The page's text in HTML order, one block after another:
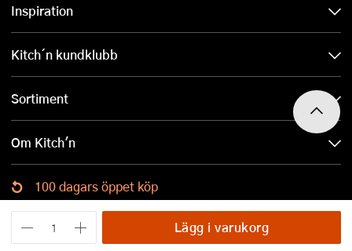
Lägg i varukorg
Inspiration
Kitch´n kundklubb
Sortiment
Om Kitch'n
100 dagars öppet köp
Ladda ned Kitch´n-appen